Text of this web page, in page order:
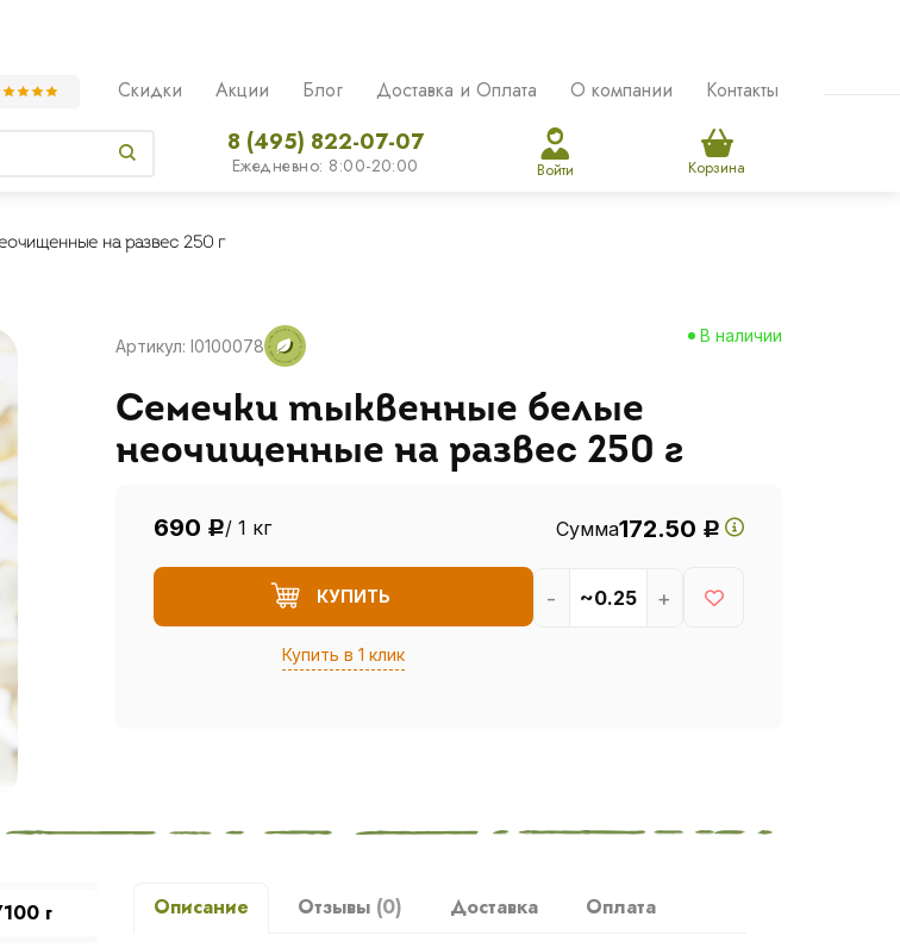
Скидки Акции Блог Доставка и Оплата О компании Контакты
8 (495) 822-07-07
Ежедневно: 8:00-20:00 Войти Корзина
на развес 250 г
Артикул: I0100078
В наличии
Семечки тыквенные белые
неочищенные на развес 250 г
690 Р/ 1 кг Сумма172.50 Р
КУПИТЬ
Купить в 1 клик
- +
г Описание Отзывы (0) Доставка Оплата